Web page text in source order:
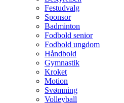
Festudvalg
Sponsor
Badminton
Fodbold senior
Fodbold ungdom
Håndbold
Gymnastik
Kroket
Motion
Svømning
Volleyball